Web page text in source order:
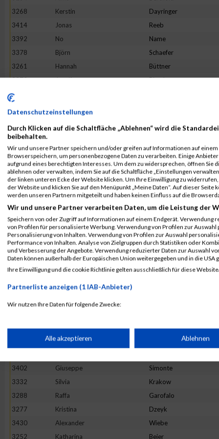
3268
Kerstin Dayringer
3414
Jonas Reeb
3392
No Name
3378
Björn Schaefer
3261
Hannah Büttner
3370
Jennifer Riordan
3318
3348
3279
Astrid Eisenbarth
3367
Christopher Prass
3406
Lisa Steppan
3290
Michael Gattner
3353
Manolo Mugnaini
3444
Greta Sophia Jung
3354
Lennart Müller
3351
Milena Milleck
3270
Isabelle Deimel
3350
Benjamin Mielich-Süß
3410
Alexander
3342
Florian Mahler
Annabelle
3402
Giuseppe Simonte
3332
Silvia Krakow
3288
Raffa Garofalo
3277
Kristina Dzeyk
3430
Alexander Wiebe
3252
Katharina Beier
Datenschutzeinstellungen
Durch Klicken auf die Schaltfläche „Ablehnen“ wird die
beibehalten.
Wir und unsere Partner speichern und/oder greifen auf Informationen auf einem
Browserspeichern, um personenbezogene Daten zu verarbeiten. Einige
aufgrund eines berechtigten Interesses. Um dem zu widersprechen, öffnen Sie
ablehnen oder verwalten, indem Sie auf die Schaltfläche „Einstellungen
der linken unteren Ecke der Website klicken. Um Ihre Einwilligung zu
der Website und klicken Sie auf den Menüpunkt „Meine Daten“. Auf dieser
werden unseren Partnern mitgeteilt und haben keinen Einfluss auf die
Wir und unsere Partner verarbeiten Daten, um die Leistung der
Speichern von oder Zugriff auf Informationen auf einem Endgerät. Verwendung
von Profilen für personalisierte Werbung. Verwendung von Profilen zur
Personalisierung von Inhalten. Verwendung von Profilen zur Auswahl
Performance von Inhalten. Analyse von Zielgruppen durch Statistiken oder
und Verbesserung der Angebote. Verwendung reduzierter Daten zur Auswahl
Daten können außerhalb der Europäischen Union weitergegeben und in die USA
Ihre Einwilligung und die cookie Richtlinie gelten ausschließlich für diese
Partnerliste anzeigen (1 IAB-Anbieter)
Wir nutzen Ihre Daten für folgende Zwecke:
Speichern von oder Zugriff auf Informationen auf einem
Verwendung reduzierter Daten zur Auswahl von Werbeanzeigen
Erstellung von Profilen für personalisierte Werbung
Verwendung von Profilen zur Auswahl personalisierter Werbung
Alle akzeptieren Ablehnen